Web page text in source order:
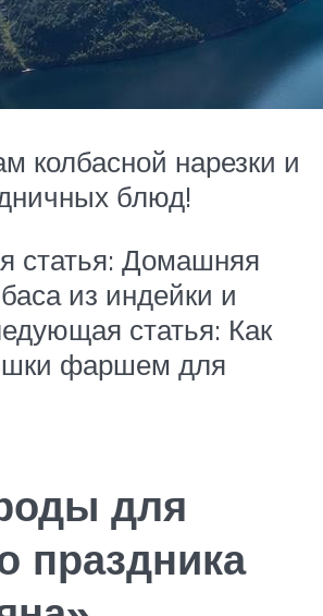
колбасной нарезки и
блюд!
статья: Домашняя
из индейки и
статья: Как
фаршем для
для
праздника